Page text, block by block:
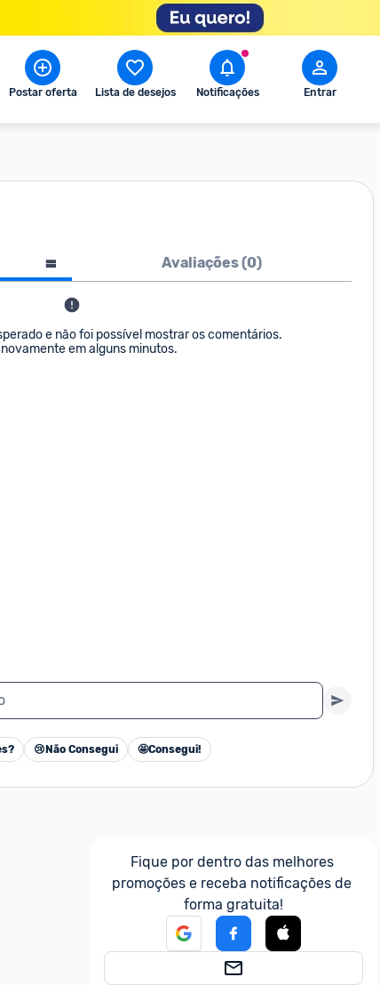
Postar oferta Lista de desejos Notificações Entrar
Avaliações (0)
e não foi possível mostrar os comentários.
em alguns minutos.
😢 Não Consegui 🤩Consegui!
Fique por dentro das melhores
promoções e receba notificações de
forma gratuita!